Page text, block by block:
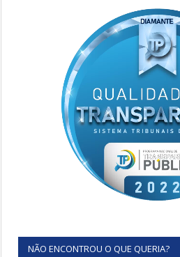
NÃO ENCONTROU O QUE QUERIA?